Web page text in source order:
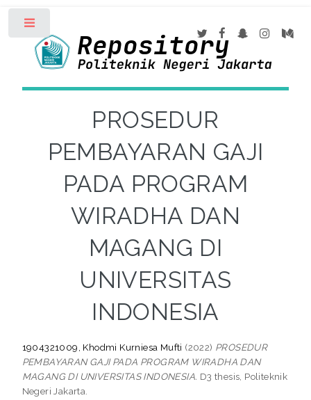
PROSEDUR
PEMBAYARAN GAJI
PADA PROGRAM
WIRADHA DAN
MAGANG DI
UNIVERSITAS
INDONESIA
1904321009, Khodmi Kurniesa Mufti (2022) PROSEDUR
PEMBAYARAN GAJI PADA PROGRAM WIRADHA DAN
MAGANG DI UNIVERSITAS INDONESIA. D3 thesis, Politeknik
Negeri Jakarta.